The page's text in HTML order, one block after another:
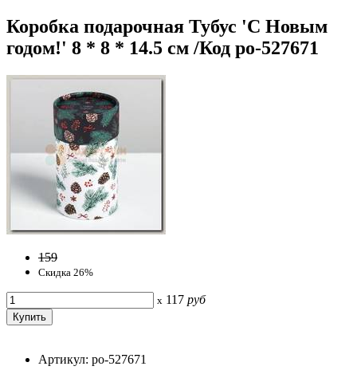
Коробка подарочная Тубус 'С Новым
годом!' 8 * 8 * 14.5 см /Код po-527671
159
Скидка 26%
x 117 руб
Артикул: po-527671